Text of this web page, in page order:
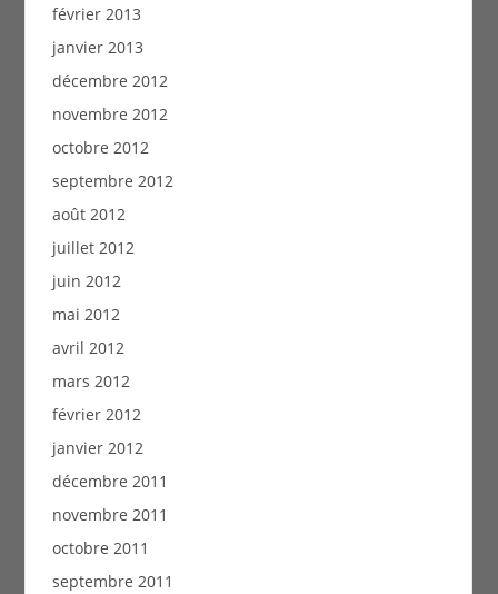
février 2013
janvier 2013
décembre 2012
novembre 2012
octobre 2012
septembre 2012
août 2012
juillet 2012
juin 2012
mai 2012
avril 2012
mars 2012
février 2012
janvier 2012
décembre 2011
novembre 2011
octobre 2011
septembre 2011